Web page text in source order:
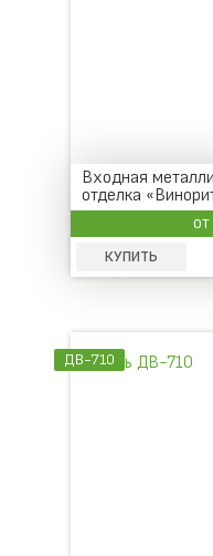
Входная
отделка
КУПИТЬ
ДВ-710